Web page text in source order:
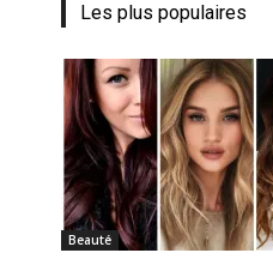
Les plus populaires
Beauté